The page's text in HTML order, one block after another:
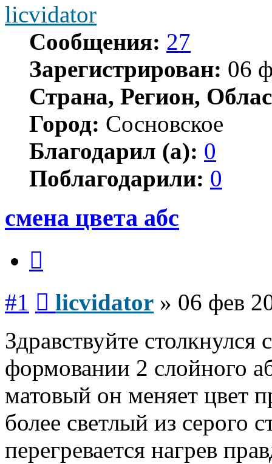
licvidator
Сообщения: 27
Зарегистрирован: 06
Страна, Регион,
Город: Сосновское
Благодарил (а): 0
Поблагодарили: 0
смена цвета абс
#1 licvidator » 06 фев
Здравствуйте
формовании 2 слойного
матовый он меняет цвет
более светлый из серого
перегревается нагрев